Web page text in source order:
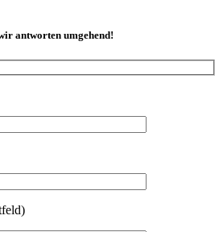
antworten umgehend!